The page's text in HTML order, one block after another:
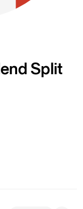
Split